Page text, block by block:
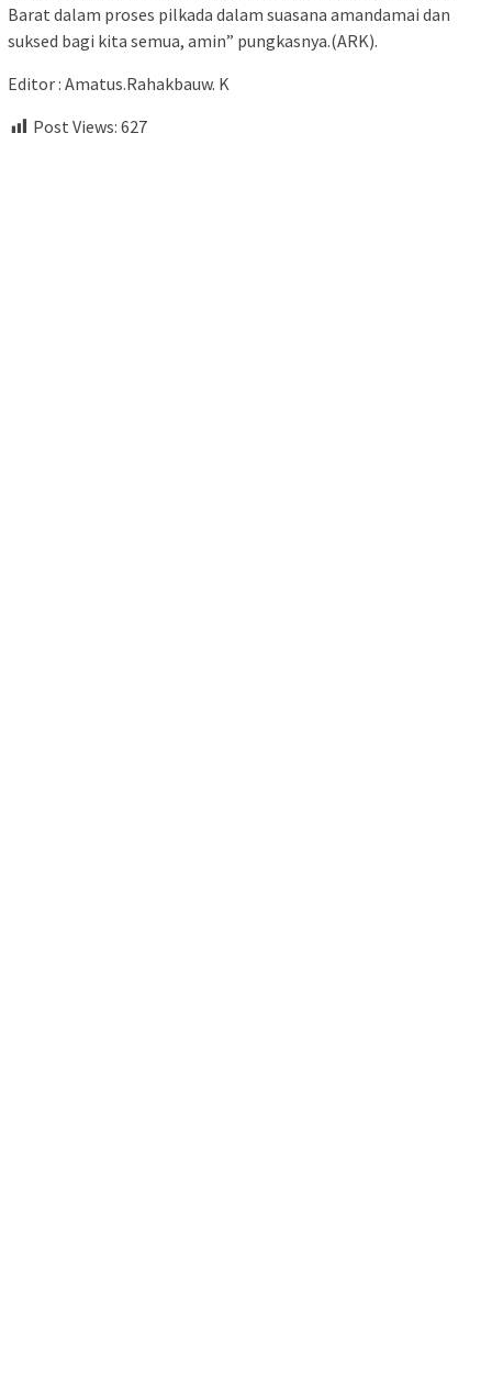
Barat dalam proses pilkada dalam suasana amandamai dan
suksed bagi kita semua, amin” pungkasnya.(ARK).
Editor : Amatus.Rahakbauw. K
Post Views: 627